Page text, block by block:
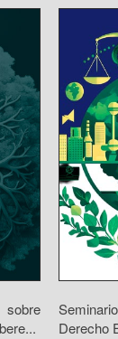
Derecho